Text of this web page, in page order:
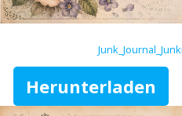
Herunterladen